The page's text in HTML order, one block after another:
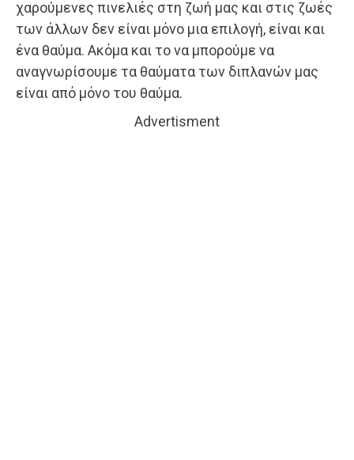
χαρούμενες πινελιές στη ζωή μας και στις ζωές
των άλλων δεν είναι μόνο μια επιλογή, είναι και
ένα θαύμα. Ακόμα και το να μπορούμε να
αναγνωρίσουμε τα θαύματα των διπλανών μας
είναι από μόνο του θαύμα.
Advertisment